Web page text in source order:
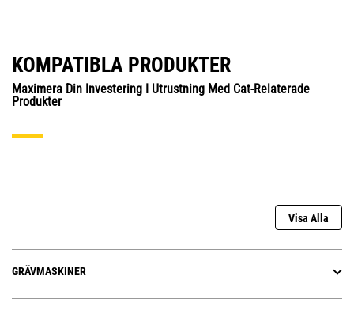
KOMPATIBLA PRODUKTER
Maximera Din Investering I Utrustning Med Cat-Relaterade
Produkter
Visa Alla
GRÄVMASKINER